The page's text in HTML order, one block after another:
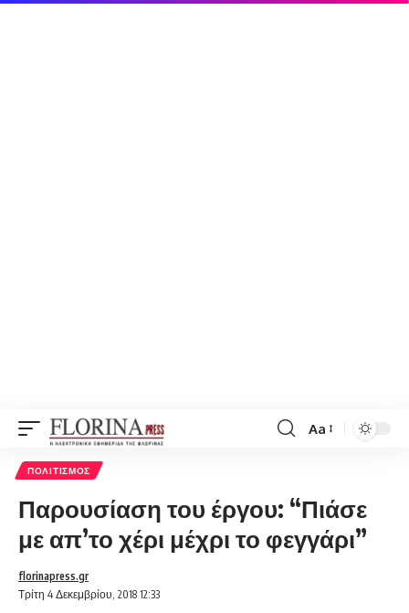
Font
Aa
ΠΟΛΙΤΙΣΜΌΣ
Παρουσίαση του έργου: “Πιάσε
με απ’το χέρι μέχρι το φεγγάρι”
Τρίτη 4 Δεκεμβρίου, 2018 12:33
florinapress.gr